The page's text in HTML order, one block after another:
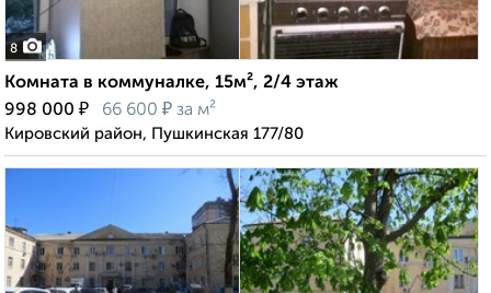
8
Комната в коммуналке, 15м², 2/4 этаж
998 000 ₽ 66 600 ₽ за м²
Кировский район, Пушкинская 177/80